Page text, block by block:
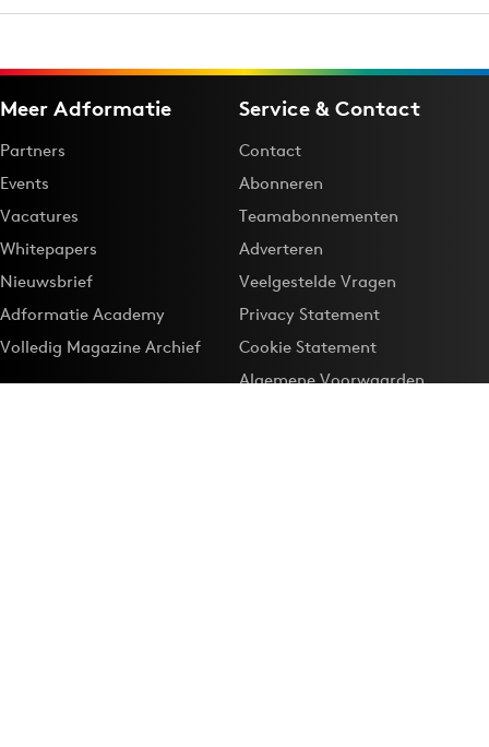
Meer Adformatie
Partners
Events
Vacatures
Whitepapers
Nieuwsbrief
Adformatie Academy
Volledig Magazine Archief
Service & Contact
Contact
Abonneren
Teamabonnementen
Adverteren
Veelgestelde Vragen
Privacy Statement
Cookie Statement
Algemene Voorwaarden